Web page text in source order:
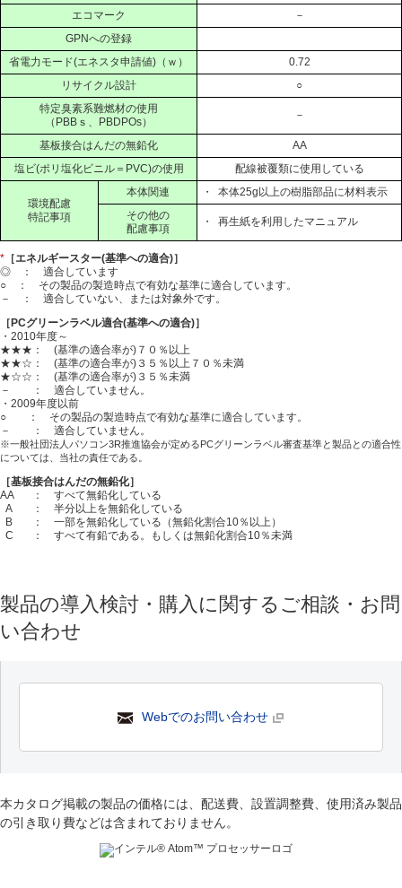
エコマーク
－
GPNへの登録
省電力モード(エネスタ申請値)（ｗ）
0.72
リサイクル設計
○
特定臭素系難燃材の使用
（PBBｓ、PBDPOs）
－
基板接合はんだの無鉛化
AA
塩ビ(ポリ塩化ビニル＝PVC)の使用
配線被覆類に使用している
環境配慮
特記事項
本体関連 ・
本体25g以上の樹脂部品に材料表示
その他の
配慮事項
・ 再生紙を利用したマニュアル
* ［エネルギースター(基準への適合)］
◎ ： 適合しています
○ ： その製品の製造時点で有効な基準に適合しています。
－ ： 適合していない、または対象外です。
［PCグリーンラベル適合(基準への適合)］
・2010年度～
★★★： (基準の適合率が)７０％以上
★★☆： (基準の適合率が)３５％以上７０％未満
★☆☆： (基準の適合率が)３５％未満
－ ： 適合していません。
・2009年度以前
○ ： その製品の製造時点で有効な基準に適合しています。
－ ： 適合していません。
※一般社団法人パソコン3R推進協会が定めるPCグリーンラベル審査基準と製品との適合性
については、当社の責任である。
［基板接合はんだの無鉛化］
AA
： すべて無鉛化している
A
： 半分以上を無鉛化している
B
： 一部を無鉛化している（無鉛化割合10％以上）
C
： すべて有鉛である。もしくは無鉛化割合10％未満
製品の導入検討・購入に関するご相談・お問
い合わせ
Webでのお問い合わせ
本カタログ掲載の製品の価格には、配送費、設置調整費、使用済み製品
の引き取り費などは含まれておりません。